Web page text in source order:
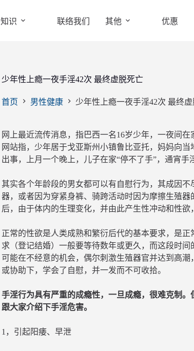
知识 联络我们 其他 优惠
少年性上瘾一夜手淫42次 最终虚脱死亡
首页 男性健康 少年性上瘾一夜手淫42次 最终
网上最近流传消息，指巴西一名16岁少年，一夜间
网站指，少年居于戈亚斯州小镇鲁比亚托，妈妈向
出事，上月一个晚上，儿子在家“停不了手”，通宵手
其实各个年龄段的男女都可以有自慰行为，其成因
器，或者因为穿紧身裤、骑跨活动时因为摩擦生殖
后，由于体内的生理变化，并由此产生性冲动和性欲
正常的性欲是人类成熟和繁衍后代的基本要求，是
求（登记结婚）一般要等待数年或更久，而这段时
可能在不经意的机会，偶尔刺激生殖器官并达到高
或协助下，学会了自慰，并一发而不可收拾。
手淫行为具有严重的成瘾性，一旦成瘾，很难克制
跟大家介绍下手淫危害。
1，引起阳痿、早泄